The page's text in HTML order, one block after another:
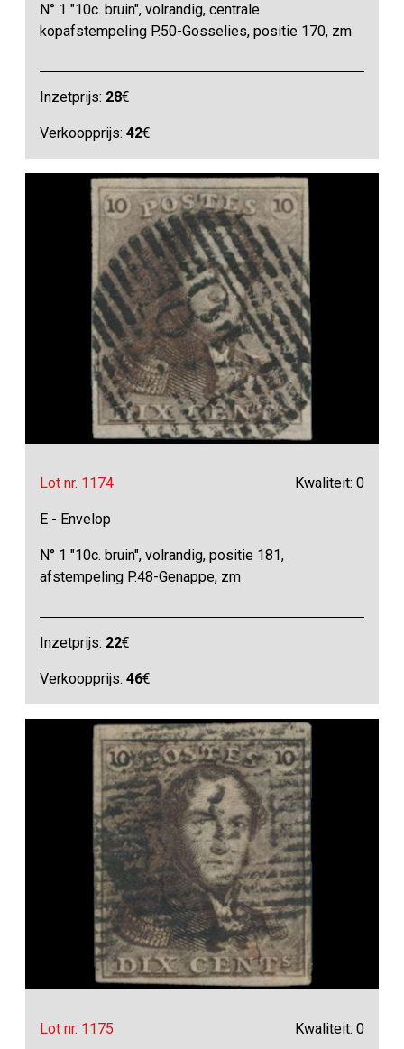
N° 1 "10c. bruin", volrandig, centrale
kopafstempeling P.50-Gosselies, positie 170, zm
Inzetprijs: 28€
Verkoopprijs:42€
Lot nr. 1174 Kwaliteit: 0
E - Envelop
N° 1 "10c. bruin", volrandig, positie 181,
afstempeling P.48-Genappe, zm
Inzetprijs: 22€
Verkoopprijs:46€
Lot nr. 1175 Kwaliteit: 0